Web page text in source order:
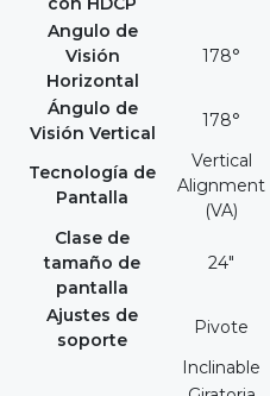
Angulo de
Visión
Horizontal
178°
Ángulo de
Visión Vertical
178°
Tecnología de
Pantalla
Vertical
Alignment
(VA)
Clase de
tamaño de
pantalla
24"
Ajustes de
soporte
Pivote
Inclinable